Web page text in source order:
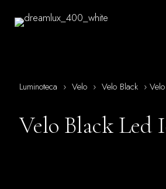
Luminoteca › Velo › Velo Black ›
Velo Black Led